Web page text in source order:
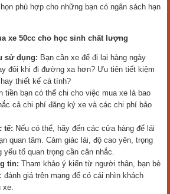
phù hợp cho những bạn có ngân sách hạn
xe 50cc cho học sinh chất lượng
sử dụng: Bạn cần xe để đi lại hàng ngày
đôi khi đi đường xa hơn? Ưu tiên tiết kiệm
thiết kế cá tính?
tiền bạn có thể chi cho việc mua xe là bao
cả chi phí đăng ký xe và các chi phí bảo
tế: Nếu có thể, hãy đến các cửa hàng để lái
quan tâm. Cảm giác lái, độ cao yên, trọng
yếu tố quan trọng cần cân nhắc.
tin: Tham khảo ý kiến từ người thân, bạn bè
đánh giá trên mạng để có cái nhìn khách
xe.